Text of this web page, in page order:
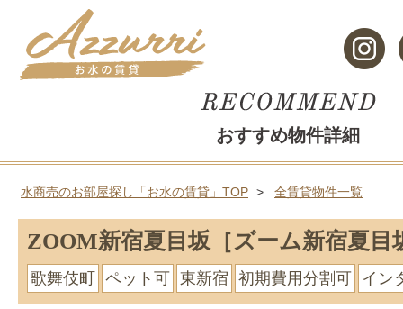
おすすめ物件詳細
水商売のお部屋探し「お水の賃貸」TOP 全賃貸物件一覧
ZOOM新宿夏目坂［ズーム新宿夏目
歌舞伎町 ペット可 東新宿 初期費用分割可 イン